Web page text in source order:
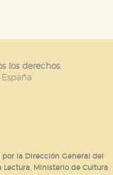
los derechos.
la Dirección General del
Lectura, Ministerio de Cultura
sitios. No
de su